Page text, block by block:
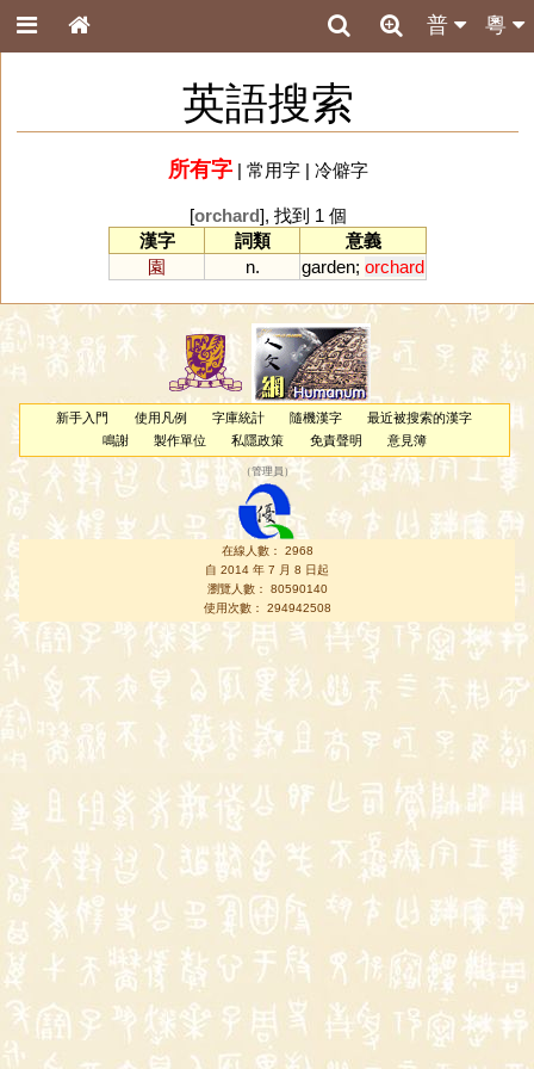
粵
普
英語搜索
所有字| 常用字| 冷僻字
[orchard], 找到 1 個
漢字
詞類
意義
園
n. garden; orchard
新手入門 使用凡例 字庫統計 隨機漢字
最近被搜索的漢字
鳴謝
製作單位 私隱政策 免責聲明 意見簿
（管理員 ）
在線人數： 2968
自 2014 年 7 月 8 日起
瀏覽人數： 80590140
使用次數： 294942508